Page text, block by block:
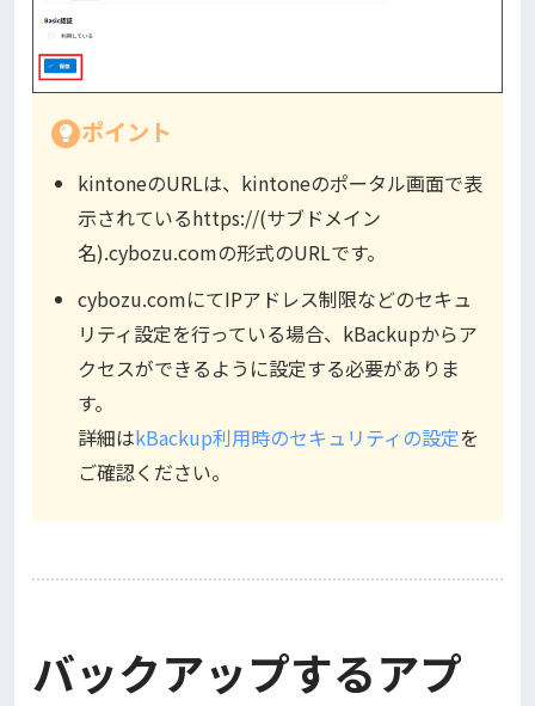
ポイント
kintoneのURLは、kintoneのポータル画面で表
示されているhttps://(サブドメイン
名).cybozu.comの形式のURLです。
cybozu.comにてIPアドレス制限などのセキュ
リティ設定を行っている場合、kBackupからア
クセスができるように設定する必要がありま
す。
詳細はkBackup利用時のセキュリティの設定を
ご確認ください。
バックアップするアプ